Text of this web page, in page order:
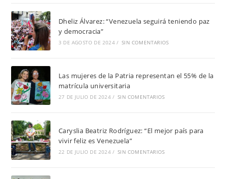
Dheliz Álvarez: “Venezuela seguirá teniendo paz
y democracia”
3 DE AGOSTO DE 2024 / SIN COMENTARIOS
Las mujeres de la Patria representan el 55% de la
matrícula universitaria
27 DE JULIO DE 2024 / SIN COMENTARIOS
Caryslia Beatriz Rodríguez: “El mejor país para
vivir feliz es Venezuela”
22 DE JULIO DE 2024 / SIN COMENTARIOS